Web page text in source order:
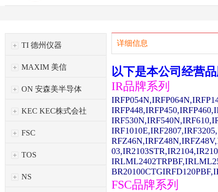
TI 德州仪器
MAXIM 美信
ON 安森美半导体
KEC KEC株式会社
FSC
TOS
NS
详细信息
以下是本公司经营
IR品牌系列
FSC品牌系列